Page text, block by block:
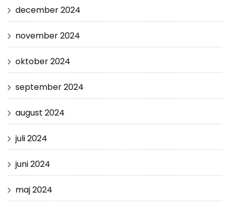
december 2024
november 2024
oktober 2024
september 2024
august 2024
juli 2024
juni 2024
maj 2024